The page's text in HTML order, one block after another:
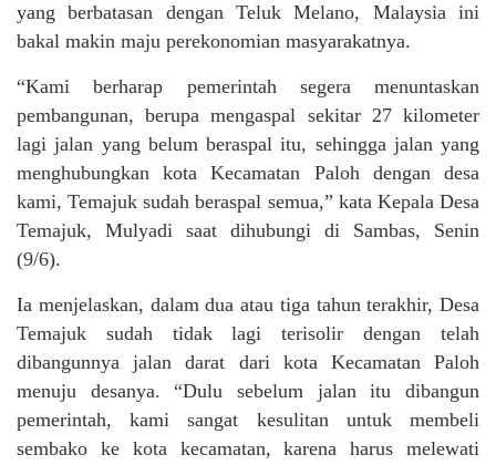
yang berbatasan dengan Teluk Melano, Malaysia ini
bakal makin maju perekonomian masyarakatnya.
“Kami berharap pemerintah segera menuntaskan
pembangunan, berupa mengaspal sekitar 27 kilometer
lagi jalan yang belum beraspal itu, sehingga jalan yang
menghubungkan kota Kecamatan Paloh dengan desa
kami, Temajuk sudah beraspal semua,” kata Kepala Desa
Temajuk, Mulyadi saat dihubungi di Sambas, Senin
(9/6).
Ia menjelaskan, dalam dua atau tiga tahun terakhir, Desa
Temajuk sudah tidak lagi terisolir dengan telah
dibangunnya jalan darat dari kota Kecamatan Paloh
menuju desanya. “Dulu sebelum jalan itu dibangun
pemerintah, kami sangat kesulitan untuk membeli
sembako ke kota kecamatan, karena harus melewati